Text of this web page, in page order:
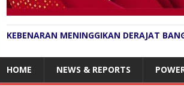
KEBENARAN MENINGGIKAN DERAJAT
HOME NEWS & REPORTS